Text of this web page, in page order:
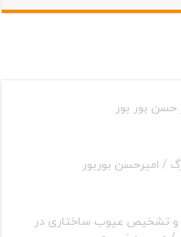
حسن بور بور
/ امیرحسن بوربور
و تشخیص عیوب ساختاری در